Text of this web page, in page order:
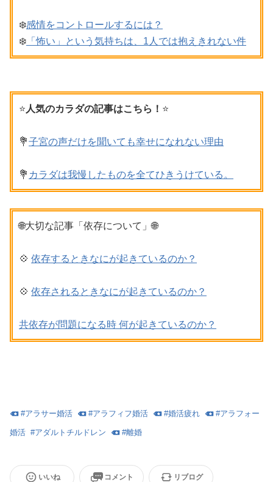
❄️感情をコントロールするには？
❄️ 「怖い」という気持ちは、1人では抱えきれない件
⭐️ 人気のカラダの記事はこちら！ ⭐️
💐子宮の声だけを聞いても幸せになれない理由
💐 カラダは我慢したものを全てひきうけている。
🌐大切な記事「依存について」🌐
💠 依存するときなにが起きているのか？
💠 依存されるときなにが起きているのか？
共依存が問題になる時 何が起きているのか？
#アラサー婚活 #アラフィフ婚活 #婚活疲れ #アラフォー
婚活 #アダルトチルドレン #離婚
いいね コメント リブログ